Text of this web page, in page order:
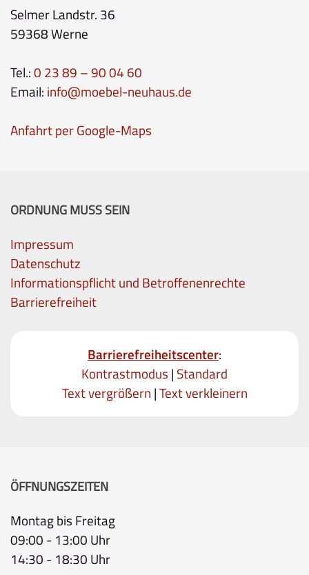
Selmer Landstr. 36
59368 Werne
Tel.:0 23 89 – 90 04 60
Email: info@moebel-neuhaus.de
Anfahrt per Google-Maps
ORDNUNG MUSS SEIN
Impressum
Datenschutz
Informationspflicht und Betroffenenrechte
Barrierefreiheit
Barrierefreiheitscenter:
Kontrastmodus | Standard
Text vergrößern |Text verkleinern
ÖFFNUNGSZEITEN
Montag bis Freitag
09:00 - 13:00 Uhr
14:30 - 18:30 Uhr